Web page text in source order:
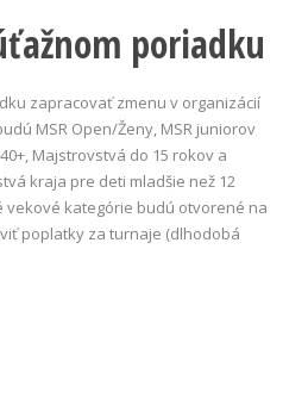
poriadku
zapracovať zmenu v organizácií
MSR Open/Ženy, MSR juniorov
Majstrovstvá do 15 rokov a
kraja pre deti mladšie než 12
vekové kategórie budú otvorené na
poplatky za turnaje (dlhodobá